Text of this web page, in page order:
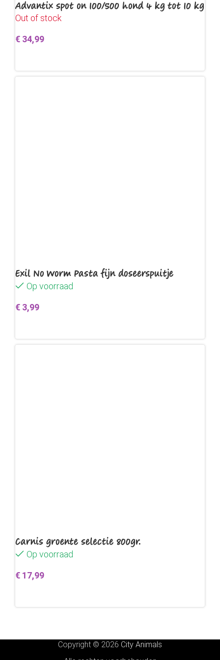
Advantix spot on 100/500 hond 4 kg tot 10 kg
Out of stock
€ 34,99
Exil No Worm Pasta fijn doseerspuitje
Op voorraad
€ 3,99
Carnis groente selectie 800gr.
Op voorraad
€ 17,99
Copyright © 2026 City Animals